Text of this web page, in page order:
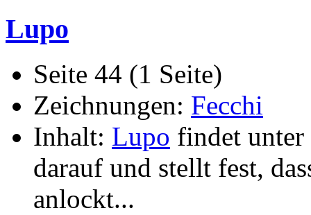
Lupo
Seite 44 (1 Seite)
Zeichnungen: Fecchi
Inhalt: Lupo findet unter
darauf und stellt fest,
anlockt...